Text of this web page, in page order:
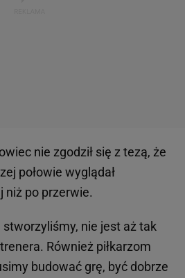
nie zgodził się z tezą, że
połowie wyglądał
niż po przerwie.
stworzyliśmy, nie jest aż tak
Również piłkarzom
budować grę, być dobrze